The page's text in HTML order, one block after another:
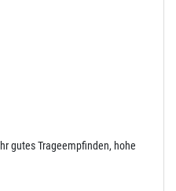
gutes Trageempfinden, hohe